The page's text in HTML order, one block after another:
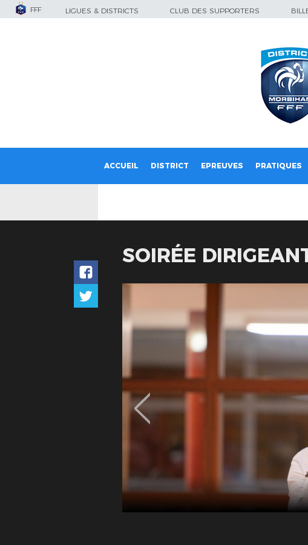
FFF LIGUES & DISTRICTS CLUB DES SUPPORTERS
ACCUEIL DISTRICT EPREUVES PRATIQUES
SOIRÉE